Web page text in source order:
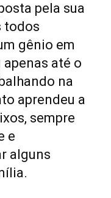
pela sua
todos
gênio em
até o
na
aprendeu a
sempre
e
alguns